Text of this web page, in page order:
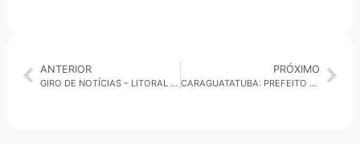
ANTERIOR
GIRO DE NOTÍCIAS – LITORAL NORTE 26/08/2025
PRÓXIMO
CARAGUATATUBA: PREFEITO SANCIONA LEI QUE PROÍBE FOGOS COM ESTAMPIDO